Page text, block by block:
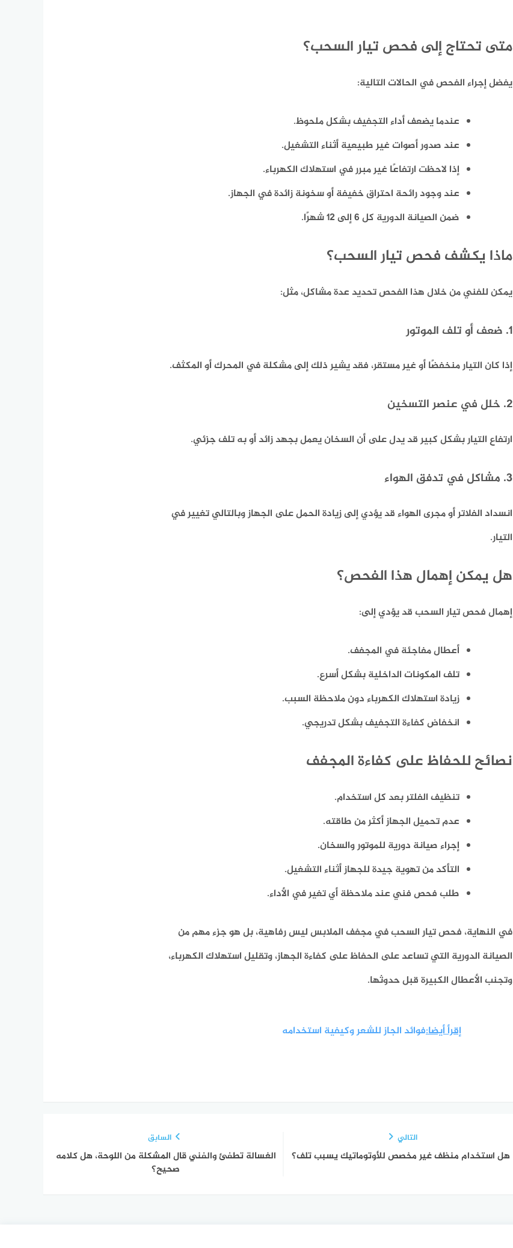
متى تحتاج إلى فحص تيار السحب؟
يفضل إجراء الفحص في الحالات التالية:
عندما يضعف أداء التجفيف بشكل ملحوظ.
عند صدور أصوات غير طبيعية أثناء التشغيل.
إذا لاحظت ارتفاعًا غير مبرر في استهلاك الكهرباء.
عند وجود رائحة احتراق خفيفة أو سخونة زائدة في الجهاز.
ضمن الصيانة الدورية كل 6 إلى 12 شهرًا.
ماذا يكشف فحص تيار السحب؟
يمكن للفني من خلال هذا الفحص تحديد عدة مشاكل، مثل:
1. ضعف أو تلف الموتور
إذا كان التيار منخفضًا أو غير مستقر، فقد يشير ذلك إلى مشكلة في المحرك أو المكثف.
2. خلل في عنصر التسخين
ارتفاع التيار بشكل كبير قد يدل على أن السخان يعمل بجهد زائد أو به تلف جزئي.
3. مشاكل في تدفق الهواء
انسداد الفلاتر أو مجرى الهواء قد يؤدي إلى زيادة الحمل على الجهاز وبالتالي تغيير في
التيار.
هل يمكن إهمال هذا الفحص؟
إهمال فحص تيار السحب قد يؤدي إلى:
أعطال مفاجئة في المجفف.
تلف المكونات الداخلية بشكل أسرع.
زيادة استهلاك الكهرباء دون ملاحظة السبب.
انخفاض كفاءة التجفيف بشكل تدريجي.
نصائح للحفاظ على كفاءة المجفف
تنظيف الفلتر بعد كل استخدام.
عدم تحميل الجهاز أكثر من طاقته.
إجراء صيانة دورية للموتور والسخان.
التأكد من تهوية جيدة للجهاز أثناء التشغيل.
طلب فحص فني عند ملاحظة أي تغير في الأداء.
في النهاية، فحص تيار السحب في مجفف الملابس ليس رفاهية، بل هو جزء مهم من
الصيانة الدورية التي تساعد على الحفاظ على كفاءة الجهاز، وتقليل استهلاك الكهرباء،
وتجنب الأعطال الكبيرة قبل حدوثها.
إقرأ أيضا:فوائد الجاز للشعر وكيفية استخدامه
السابق
الغسالة تطفئ والفني قال المشكلة من اللوحة، هل كلامه
صحيح؟
التالي
هل استخدام منظف غير مخصص للأوتوماتيك يسبب تلف؟